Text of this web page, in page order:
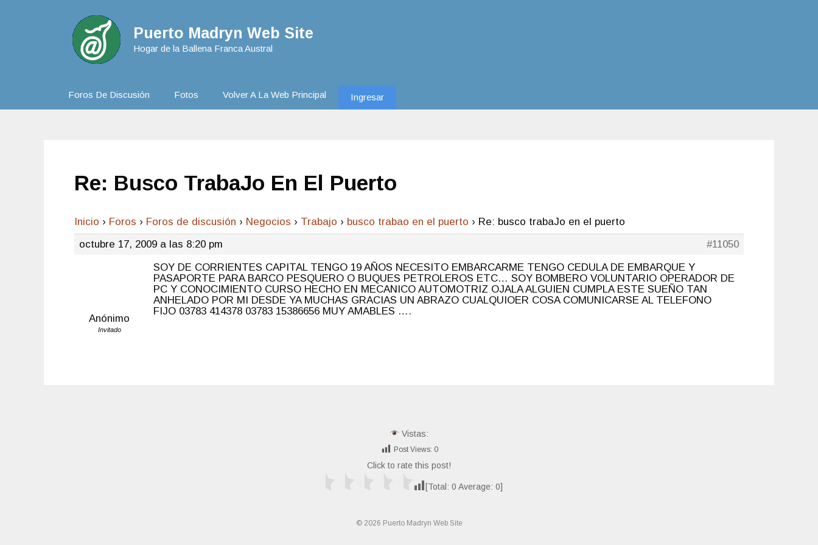
Puerto Madryn Web Site
Hogar de la Ballena Franca Austral
Foros De Discusión Fotos Volver A La Web Principal Ingresar
Re: Busco TrabaJo En El Puerto
Inicio › Foros › Foros de discusión › Negocios › Trabajo › busco trabao en el puerto › Re: busco trabaJo en el puerto
octubre 17, 2009 a las 8:20 pm
#11050
Anónimo
Invitado
SOY DE CORRIENTES CAPITAL TENGO 19 AÑOS NECESITO EMBARCARME TENGO CEDULA DE EMBARQUE Y
PASAPORTE PARA BARCO PESQUERO O BUQUES PETROLEROS ETC… SOY BOMBERO VOLUNTARIO OPERADOR DE
PC Y CONOCIMIENTO CURSO HECHO EN MECANICO AUTOMOTRIZ OJALA ALGUIEN CUMPLA ESTE SUEÑO TAN
ANHELADO POR MI DESDE YA MUCHAS GRACIAS UN ABRAZO CUALQUIOER COSA COMUNICARSE AL TELEFONO
FIJO 03783 414378 03783 15386656 MUY AMABLES ….
Vistas:
Post Views: 0
Click to rate this post!
[Total: 0 Average: 0]
© 2026 Puerto Madryn Web Site